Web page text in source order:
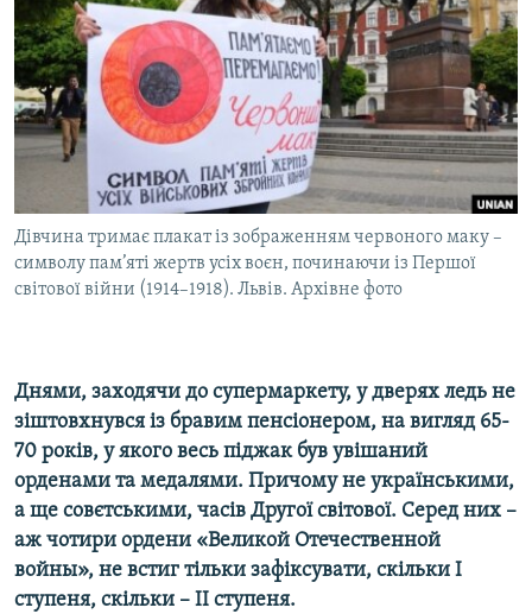
ВІДЕОУРОКИ «ELIFBE»
СВІДЧЕННЯ ОКУПАЦІЇ
УКРАЇНСЬКА ПРОБЛЕМА КРИМУ
ІНФОГРАФІКА
Русский
Qırımtatar
ДОЛУЧАЙСЯ!
Усі сайти RFE/RL
Дівчина тримає плакат із зображенням червоного маку –
символу пам’яті жертв усіх воєн, починаючи із Першої
світової війни (1914–1918). Львів. Архівне фото
Днями, заходячи до супермаркету, у дверях ледь не
зіштовхнувся із бравим пенсіонером, на вигляд 65-
70 років, у якого весь піджак був увішаний
орденами та медалями. Причому не українськими,
а ще совєтськими, часів Другої світової. Серед них –
аж чотири ордени «Великой Отечественной
войны», не встиг тільки зафіксувати, скільки І
ступеня, скільки – ІІ ступеня.